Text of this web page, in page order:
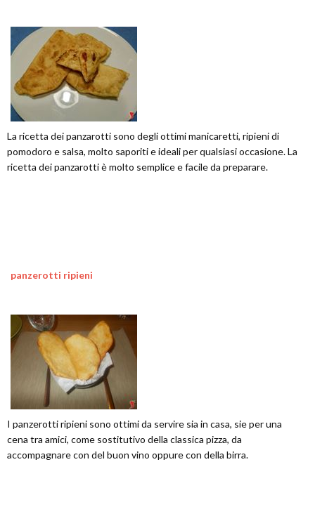
La ricetta dei panzarotti sono degli ottimi manicaretti, ripieni di
pomodoro e salsa, molto saporiti e ideali per qualsiasi occasione. La
ricetta dei panzarotti è molto semplice e facile da preparare.
panzerotti ripieni
I panzerotti ripieni sono ottimi da servire sia in casa, sie per una
cena tra amici, come sostitutivo della classica pizza, da
accompagnare con del buon vino oppure con della birra.